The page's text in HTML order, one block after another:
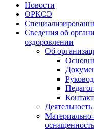
Новости
ОРКСЭ
Сведения об
оздоровлении
Об
Деятельность